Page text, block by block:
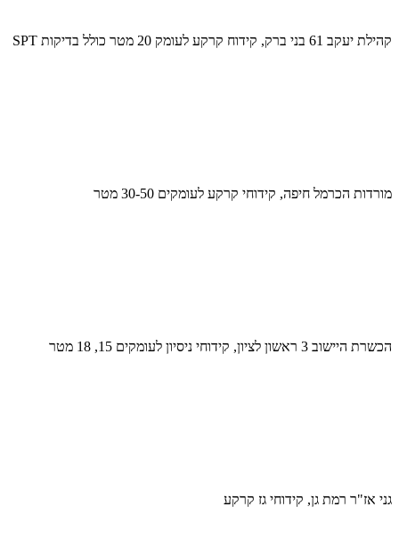
קהילת יעקב 61 בני ברק, קידוח קרקע לעומק 20 מטר כולל בדיקות SPT
מורדות הכרמל חיפה, קידוחי קרקע לעומקים 30-50 מטר
הכשרת היישוב 3 ראשון לציון, קידוחי ניסיון לעומקים 15, 18 מטר
גני אז"ר רמת גן, קידוחי גז קרקע